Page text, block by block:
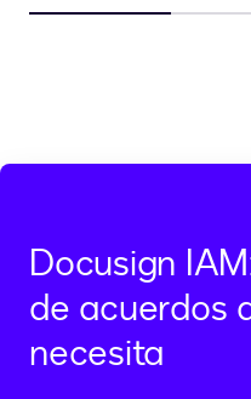
Docusign
de acuerdos
necesita